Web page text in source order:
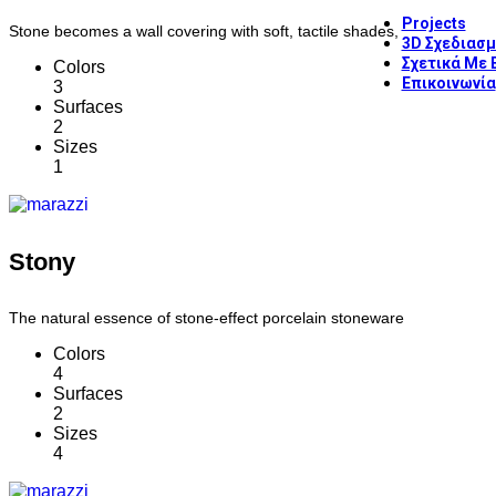
Projects
3D
Σχετικά Με
Επικοινωνία
Stone becomes a wall covering with soft, tactile shades,
Colors
3
Surfaces
2
Sizes
1
Stony
The natural essence of stone-effect porcelain stoneware
Colors
4
Surfaces
2
Sizes
4